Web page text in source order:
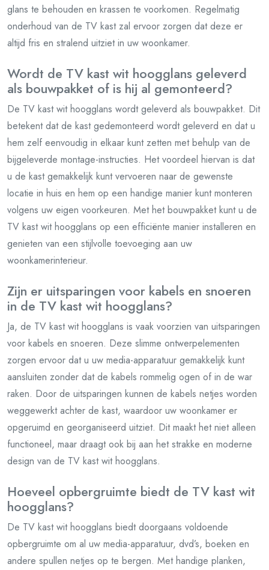
glans te behouden en krassen te voorkomen. Regelmatig
onderhoud van de TV kast zal ervoor zorgen dat deze er
altijd fris en stralend uitziet in uw woonkamer.
Wordt de TV kast wit hoogglans geleverd
als bouwpakket of is hij al gemonteerd?
De TV kast wit hoogglans wordt geleverd als bouwpakket. Dit
betekent dat de kast gedemonteerd wordt geleverd en dat u
hem zelf eenvoudig in elkaar kunt zetten met behulp van de
bijgeleverde montage-instructies. Het voordeel hiervan is dat
u de kast gemakkelijk kunt vervoeren naar de gewenste
locatie in huis en hem op een handige manier kunt monteren
volgens uw eigen voorkeuren. Met het bouwpakket kunt u de
TV kast wit hoogglans op een efficiënte manier installeren en
genieten van een stijlvolle toevoeging aan uw
woonkamerinterieur.
Zijn er uitsparingen voor kabels en snoeren
in de TV kast wit hoogglans?
Ja, de TV kast wit hoogglans is vaak voorzien van uitsparingen
voor kabels en snoeren. Deze slimme ontwerpelementen
zorgen ervoor dat u uw media-apparatuur gemakkelijk kunt
aansluiten zonder dat de kabels rommelig ogen of in de war
raken. Door de uitsparingen kunnen de kabels netjes worden
weggewerkt achter de kast, waardoor uw woonkamer er
opgeruimd en georganiseerd uitziet. Dit maakt het niet alleen
functioneel, maar draagt ook bij aan het strakke en moderne
design van de TV kast wit hoogglans.
Hoeveel opbergruimte biedt de TV kast wit
hoogglans?
De TV kast wit hoogglans biedt doorgaans voldoende
opbergruimte om al uw media-apparatuur, dvd’s, boeken en
andere spullen netjes op te bergen. Met handige planken,